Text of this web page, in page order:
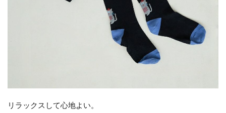
リラックスして心地よい。